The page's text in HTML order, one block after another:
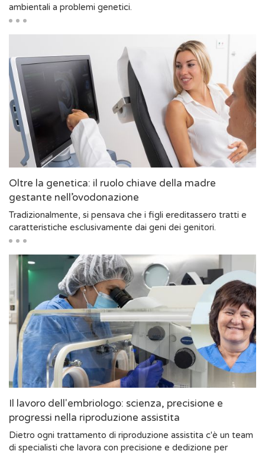
ambientali a problemi genetici.
Oltre la genetica: il ruolo chiave della madre
gestante nell’ovodonazione
Tradizionalmente, si pensava che i figli ereditassero tratti e
caratteristiche esclusivamente dai geni dei genitori.
Il lavoro dell'embriologo: scienza, precisione e
progressi nella riproduzione assistita
Dietro ogni trattamento di riproduzione assistita c'è un team
di specialisti che lavora con precisione e dedizione per